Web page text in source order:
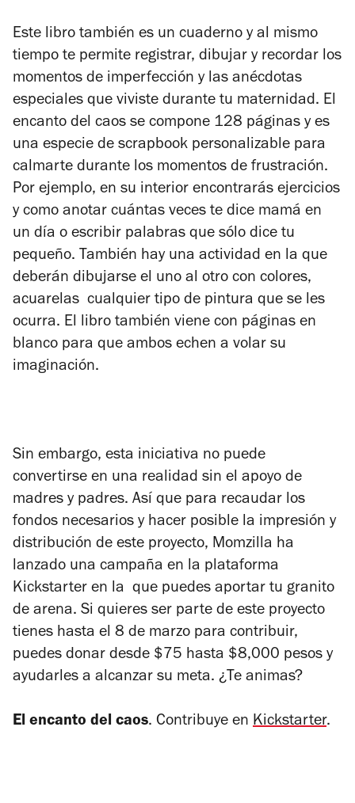
Este libro también es un cuaderno y al mismo
tiempo te permite registrar, dibujar y recordar los
momentos de imperfección y las anécdotas
especiales que viviste durante tu maternidad. El
encanto del caos se compone 128 páginas y es
una especie de scrapbook personalizable para
calmarte durante los momentos de frustración.
Por ejemplo, en su interior encontrarás ejercicios
y como anotar cuántas veces te dice mamá en
un día o escribir palabras que sólo dice tu
pequeño. También hay una actividad en la que
deberán dibujarse el uno al otro con colores,
acuarelas cualquier tipo de pintura que se les
ocurra. El libro también viene con páginas en
blanco para que ambos echen a volar su
imaginación.
Sin embargo, esta iniciativa no puede
convertirse en una realidad sin el apoyo de
madres y padres. Así que para recaudar los
fondos necesarios y hacer posible la impresión y
distribución de este proyecto, Momzilla ha
lanzado una campaña en la plataforma
Kickstarter en la que puedes aportar tu granito
de arena. Si quieres ser parte de este proyecto
tienes hasta el 8 de marzo para contribuir,
puedes donar desde $75 hasta $8,000 pesos y
ayudarles a alcanzar su meta. ¿Te animas?
El encanto del caos. Contribuye en Kickstarter.